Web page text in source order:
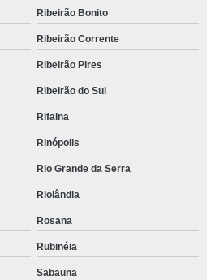
Ribeirão Bonito
Ribeirão Corrente
Ribeirão Pires
Ribeirão do Sul
Rifaina
Rinópolis
Rio Grande da Serra
Riolândia
Rosana
Rubinéia
Sabauna